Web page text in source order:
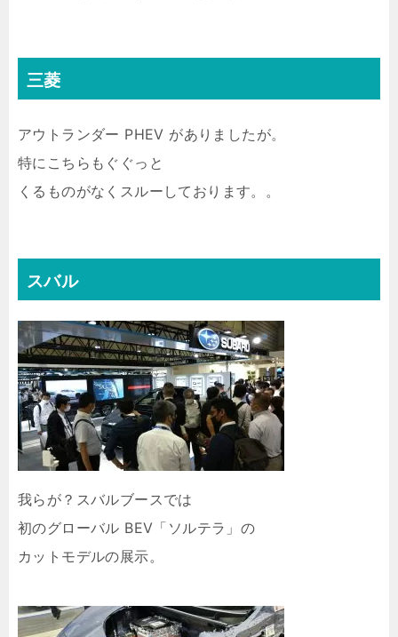
三菱
アウトランダー PHEV がありましたが。
特にこちらもぐぐっと
くるものがなくスルーしております。。
スバル
我らが？スバルブースでは
初のグローバル BEV「ソルテラ」の
カットモデルの展示。